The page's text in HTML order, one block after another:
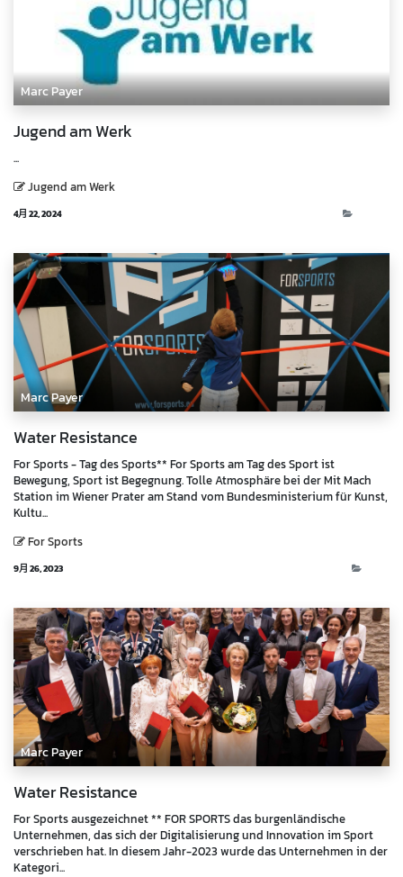
Marc Payer
Jugend am Werk
...
Jugend am Werk
4月 22, 2024
Marc Payer
Water Resistance
For Sports - Tag des Sports** For Sports am Tag des Sport ist
Bewegung, Sport ist Begegnung. Tolle Atmosphäre bei der Mit Mach
Station im Wiener Prater am Stand vom Bundesministerium für Kunst,
Kultu...
For Sports
9月 26, 2023
Marc Payer
Water Resistance
For Sports ausgezeichnet ** FOR SPORTS das burgenländische
Unternehmen, das sich der Digitalisierung und Innovation im Sport
verschrieben hat. In diesem Jahr-2023 wurde das Unternehmen in der
Kategori...